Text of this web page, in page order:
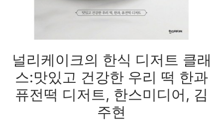
널리케이크의 한식 디저트 클래
스:맛있고 건강한 우리 떡 한과
퓨전떡 디저트, 한스미디어, 김
주현